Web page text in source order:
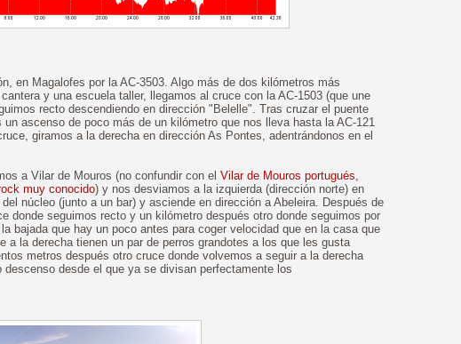
en Magalofes por la AC-3503. Algo más de dos kilómetros más
y una escuela taller, llegamos al cruce con la AC-1503 (que une
recto descendiendo en dirección "Belelle". Tras cruzar el puente
ascenso de poco más de un kilómetro que nos lleva hasta la AC-121
giramos a la derecha en dirección As Pontes, adentrándonos en el
a Vilar de Mouros (no confundir con el Vilar de Mouros portugués,
muy conocido) y nos desviamos a la izquierda (dirección norte) en
núcleo (junto a un bar) y asciende en dirección a Abeleira. Después de
donde seguimos recto y un kilómetro después otro donde seguimos por
bajada que hay un poco antes para coger velocidad que en la casa que
a la derecha tienen un par de perros grandotes a los que les gusta
metros después otro cruce donde volvemos a seguir a la derecha
descenso desde el que ya se divisan perfectamente los